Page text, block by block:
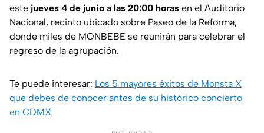
este jueves 4 de junio a las 20:00 horas en el Auditorio
Nacional, recinto ubicado sobre Paseo de la Reforma,
donde miles de MONBEBE se reunirán para celebrar el
regreso de la agrupación.
Te puede interesar: Los 5 mayores éxitos de Monsta X
que debes de conocer antes de su histórico concierto
en CDMX